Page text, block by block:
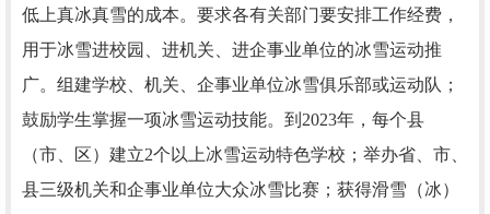
低上真冰真雪的成本。要求各有关部门要安排工作经费，
用于冰雪进校园、进机关、进企事业单位的冰雪运动推
广。组建学校、机关、企事业单位冰雪俱乐部或运动队；
鼓励学生掌握一项冰雪运动技能。到2023年，每个县
（市、区）建立2个以上冰雪运动特色学校；举办省、市、
县三级机关和企事业单位大众冰雪比赛；获得滑雪（冰）